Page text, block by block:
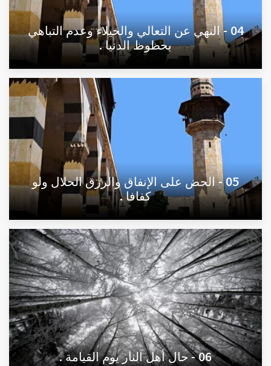
04 - النهي عن التعالي والخيلاء وعدم التباهي
بحظوظ الدنيا .
05 - الحض على الإنفاق والرزق الحلال ولو
كفافا .
06 - حال أهل النار يوم القيامة .